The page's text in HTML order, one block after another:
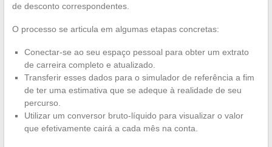
de desconto correspondentes.
O processo se articula em algumas etapas concretas:
Conectar-se ao seu espaço pessoal para obter um extrato
de carreira completo e atualizado.
Transferir esses dados para o simulador de referência a fim
de ter uma estimativa que se adeque à realidade de seu
percurso.
Utilizar um conversor bruto-líquido para visualizar o valor
que efetivamente cairá a cada mês na conta.